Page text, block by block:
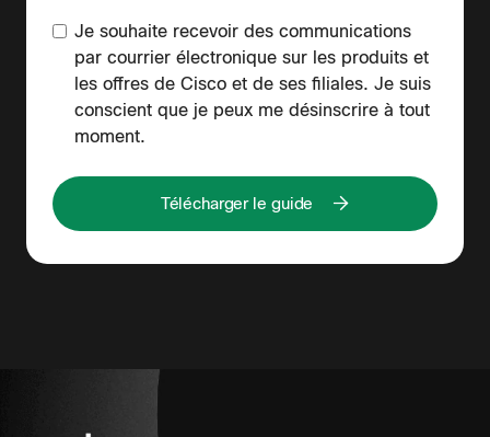
Je souhaite recevoir des communications
par courrier électronique sur les produits et
les offres de Cisco et de ses filiales. Je suis
conscient que je peux me désinscrire à tout
moment.